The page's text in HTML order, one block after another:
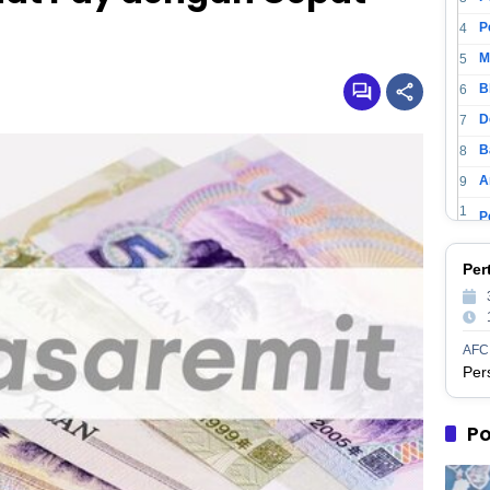
4
5
6
7
8
9
1
1
1
2
3
1
4
1
6